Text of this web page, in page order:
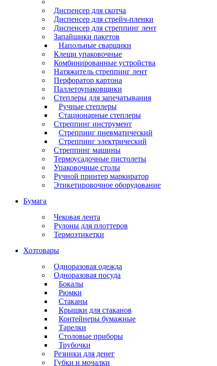
Диспенсер для скотча
Диспенсер для стрейч-пленки
Диспенсер для стреппинг лент
Запайщики пакетов
Напольные сварщики
Клещи упаковочные
Комбинированные устройства
Натяжитель стреппинг лент
Перфоратор картона
Паллетоупаковщики
Степлеры для запечатывания
Ручные степлеры
Стационарные степлеры
Стреппинг инструмент
Стреппинг пневматический
Стреппинг электрический
Стреппинг машины
Термоусадочные пистолеты
Упаковочные столы
Ручной принтер маркиратор
Этикетировочное оборудование
Бумага
Чековая лента
Рулоны для плоттеров
Термоэтикетки
Хозтовары
Одноразовая одежда
Одноразовая посуда
Бокалы
Рюмки
Стаканы
Крышки для стаканов
Контейнеры бумажные
Тарелки
Столовые приборы
Трубочки
Резинки для денег
Губки и мочалки